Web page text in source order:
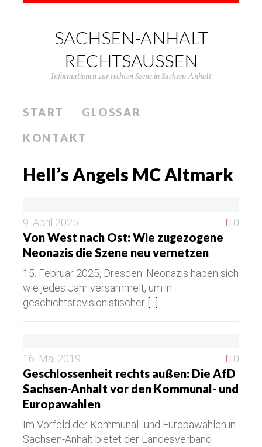
SACHSEN-ANHALT
RECHTSAUSSEN
Informationen zur rechten Szene in Sachsen-Anhalt
START
GLOSSAR
KONTAKT
Hell’s Angels MC Altmark
9. April 2025 0
Von West nach Ost: Wie zugezogene
Neonazis die Szene neu vernetzen
15. Februar 2025, Dresden: Neonazis haben sich
wie jedes Jahr versammelt, um in
geschichtsrevisionistischer
16. Mai 2019 0
Geschlossenheit rechts außen: Die AfD
Sachsen-Anhalt vor den Kommunal- und
Europawahlen
Im Vorfeld der Kommunal- und Europawahlen in
Sachsen-Anhalt bietet der Landesverband